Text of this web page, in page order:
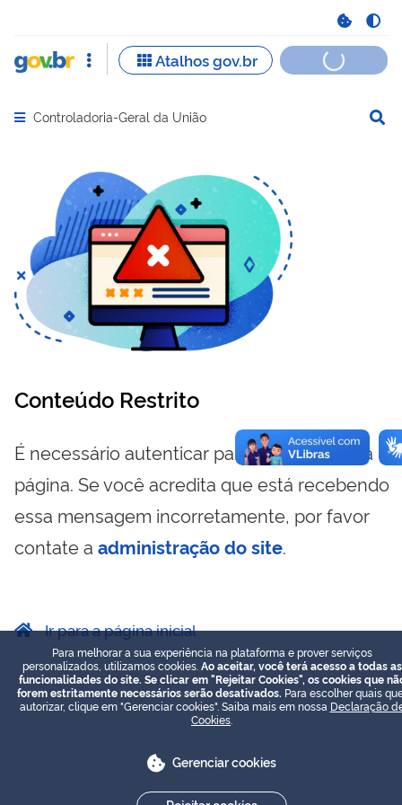
Abrir menu principal de navegação
Controladoria-Geral da União
Conteúdo Restrito
É necessário autenticar para visualizar essa
página. Se você acredita que está recebendo
essa mensagem incorretamente, por favor
contate a administração do site.
Ir para a página inicial
Para melhorar a sua experiência na plataforma e prover serviços
personalizados, utilizamos cookies. Ao aceitar, você terá acesso a todas as
funcionalidades do site. Se clicar em "Rejeitar Cookies", os cookies que
forem estritamente necessários serão desativados. Para escolher quais
autorizar, clique em "Gerenciar cookies". Saiba mais em nossa Declaração
Cookies
Gerenciar cookies